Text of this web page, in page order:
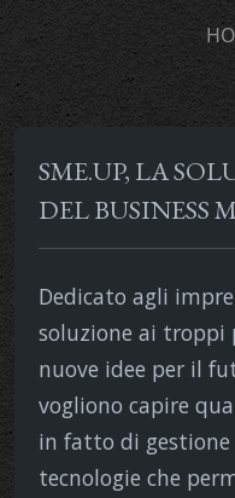
SME.UP, LA
DEL BUSINESS
Dedicato agli
soluzione ai troppi
nuove idee per il
vogliono capire
in fatto di
tecnologie che